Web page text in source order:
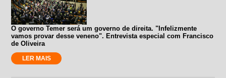
O governo Temer será um governo de direita. "Infelizmente
vamos provar desse veneno". Entrevista especial com Francisco
de Oliveira
LER MAIS